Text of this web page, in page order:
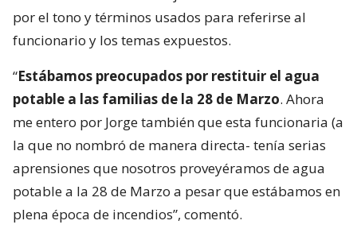
por el tono y términos usados para referirse al
funcionario y los temas expuestos.
“Estábamos preocupados por restituir el agua
potable a las familias de la 28 de Marzo. Ahora
me entero por Jorge también que esta funcionaria (a
la que no nombró de manera directa- tenía serias
aprensiones que nosotros proveyéramos de agua
potable a la 28 de Marzo a pesar que estábamos en
plena época de incendios”, comentó.